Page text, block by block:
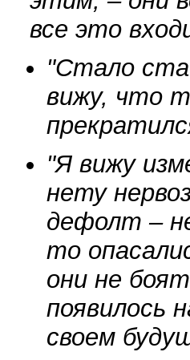
все это
"Стало
вижу, что
"Я вижу
нету
дефолт –
то
они не
появилось
своем